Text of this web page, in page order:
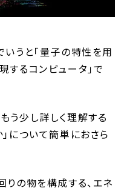
うと「量子の特性を用
するコンピュータ」で
う少し詳しく理解する
について簡単におさら
の物を構成する、エネ